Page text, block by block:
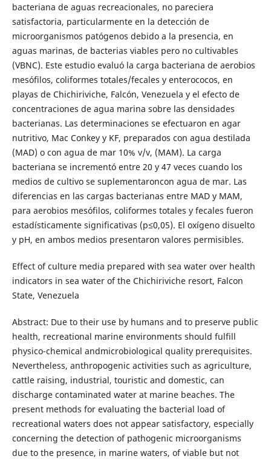
bacteriana de aguas recreacionales, no pareciera
satisfactoria, particularmente en la detección de
microorganismos patógenos debido a la presencia, en
aguas marinas, de bacterias viables pero no cultivables
(VBNC). Este estudio evaluó la carga bacteriana de aerobios
mesófilos, coliformes totales/fecales y enterococos, en
playas de Chichiriviche, Falcón, Venezuela y el efecto de
concentraciones de agua marina sobre las densidades
bacterianas. Las determinaciones se efectuaron en agar
nutritivo, Mac Conkey y KF, preparados con agua destilada
(MAD) o con agua de mar 10% v/v, (MAM). La carga
bacteriana se incrementó entre 20 y 47 veces cuando los
medios de cultivo se suplementaroncon agua de mar. Las
diferencias en las cargas bacterianas entre MAD y MAM,
para aerobios mesófilos, coliformes totales y fecales fueron
estadísticamente significativas (p≤0,05). El oxígeno disuelto
y pH, en ambos medios presentaron valores permisibles.
Effect of culture media prepared with sea water over health
indicators in sea water of the Chichiriviche resort, Falcon
State, Venezuela
Abstract: Due to their use by humans and to preserve public
health, recreational marine environments should fulfill
physico-chemical andmicrobiological quality prerequisites.
Nevertheless, anthropogenic activities such as agriculture,
cattle raising, industrial, touristic and domestic, can
discharge contaminated water at marine beaches. The
present methods for evaluating the bacterial load of
recreational waters does not appear satisfactory, especially
concerning the detection of pathogenic microorganisms
due to the presence, in marine waters, of viable but not